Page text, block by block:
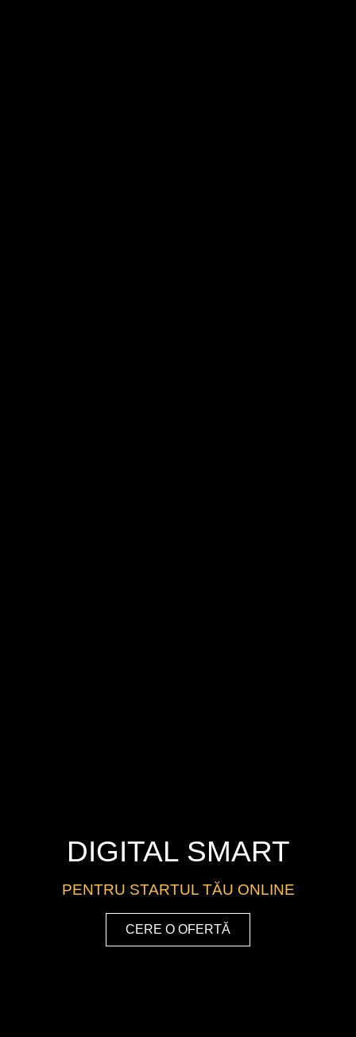
DIGITAL SMART
PENTRU STARTUL TĂU ONLINE
CERE O OFERTĂ